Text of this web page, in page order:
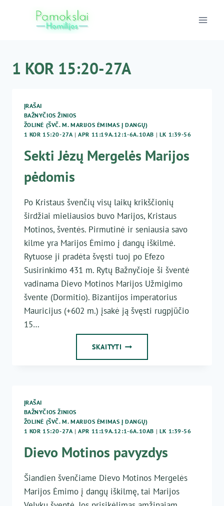
1 KOR 15:20-27A
ĮRAŠAI
BAŽNYČIOS ŽINIOS
ŽOLINĖ (ŠVČ. M. MARIJOS ĖMIMAS Į DANGŲ)
1 KOR 15:20-27A |APR 11:19A.12:1-6A.10AB | LK 1:39-56
Sekti Jėzų Mergelės Marijos
pėdomis
Po Kristaus švenčių visų laikų krikščionių
širdžiai mieliausios buvo Marijos, Kristaus
Motinos, šventės. Pirmutinė ir seniausia savo
kilme yra Marijos Ėmimo į dangų iškilmė.
Rytuose ji pradėta švęsti tuoj po Efezo
Susirinkimo 431 m. Rytų Bažnyčioje ši šventė
vadinama Dievo Motinos Marijos Užmigimo
švente (Dormitio). Bizantijos imperatorius
Mauricijus (+602 m.) įsakė ją švęsti rugpjūčio
15…
SKAITYTI SEKTI
ĮRAŠAI
BAŽNYČIOS ŽINIOS
ŽOLINĖ (ŠVČ. M. MARIJOS ĖMIMAS Į DANGŲ)
1 KOR 15:20-27A |APR 11:19A.12:1-6A.10AB | LK 1:39-56
Dievo Motinos pavyzdys
Šiandien švenčiame Dievo Motinos Mergelės
Marijos Ėmimo į dangų iškilmę, tai Marijos